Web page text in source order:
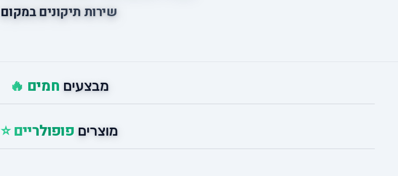
שירות תיקונים במקום
מבצעים חמים 🔥
מוצרים פופולריים ⭐